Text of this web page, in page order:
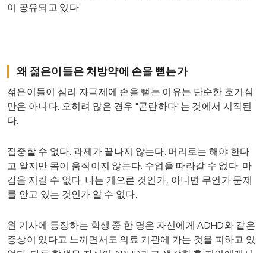
이 공유되고 있다.
왜 젊은이들은 처방약에 손을 뻗는가
젊은이들이 심리 자극제에 손을 뻗는 이유는 단순한 호기심
만은 아니다. 오히려 많은 경우 "곤란하다"는 것에서 시작된
다.
집중할 수 없다. 과제가 끝나지 않는다. 머리로는 해야 한다
고 알지만 몸이 움직이지 않는다. 수업을 따라갈 수 없다. 마
감을 지킬 수 없다. 나는 게으른 것인가, 아니면 무언가 문제
를 안고 있는 것인가 알 수 없다.
원 기사에 등장하는 학생 중 한 명은 자신에게 ADHD와 같은
증상이 있다고 느끼면서도 의료 기관에 가는 것을 피하고 있